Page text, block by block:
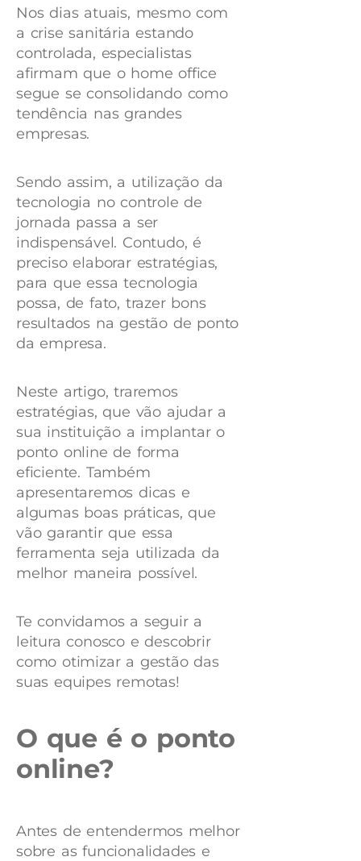
Nos dias atuais, mesmo com
a crise sanitária estando
controlada, especialistas
afirmam que o home office
segue se consolidando como
tendência nas grandes
empresas.
Sendo assim, a utilização da
tecnologia no controle de
jornada passa a ser
indispensável. Contudo, é
preciso elaborar estratégias,
para que essa tecnologia
possa, de fato, trazer bons
resultados na gestão de ponto
da empresa.
Neste artigo, traremos
estratégias, que vão ajudar a
sua instituição a implantar o
ponto online de forma
eficiente. Também
apresentaremos dicas e
algumas boas práticas, que
vão garantir que essa
ferramenta seja utilizada da
melhor maneira possível.
Te convidamos a seguir a
leitura conosco e descobrir
como otimizar a gestão das
suas equipes remotas!
O que é o ponto
online?
Antes de entendermos melhor
sobre as funcionalidades e